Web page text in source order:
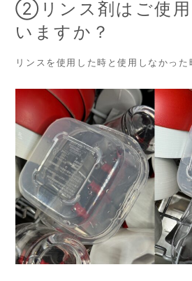
②リンス剤はご使用
いますか？
リンスを使用した時と使用しなかった